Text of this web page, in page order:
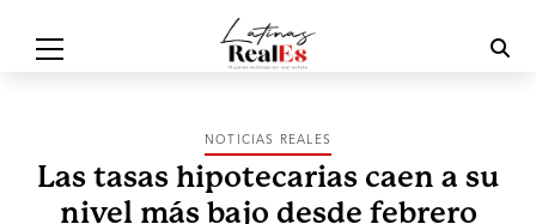
NOTICIAS REALES
Las tasas hipotecarias caen a su
nivel más bajo desde febrero